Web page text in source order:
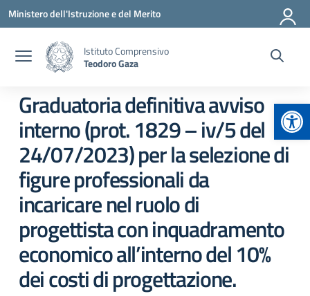
Vai ai contenuti
Vai al menu di navigazione
Vai al footer
Ministero dell'Istruzione e del Merito
Istituto Comprensivo
Teodoro Gaza
Graduatoria definitiva avviso
interno (prot. 1829 – iv/5 del
24/07/2023) per la selezione di
figure professionali da
incaricare nel ruolo di
progettista con inquadramento
economico all’interno del 10%
dei costi di progettazione.